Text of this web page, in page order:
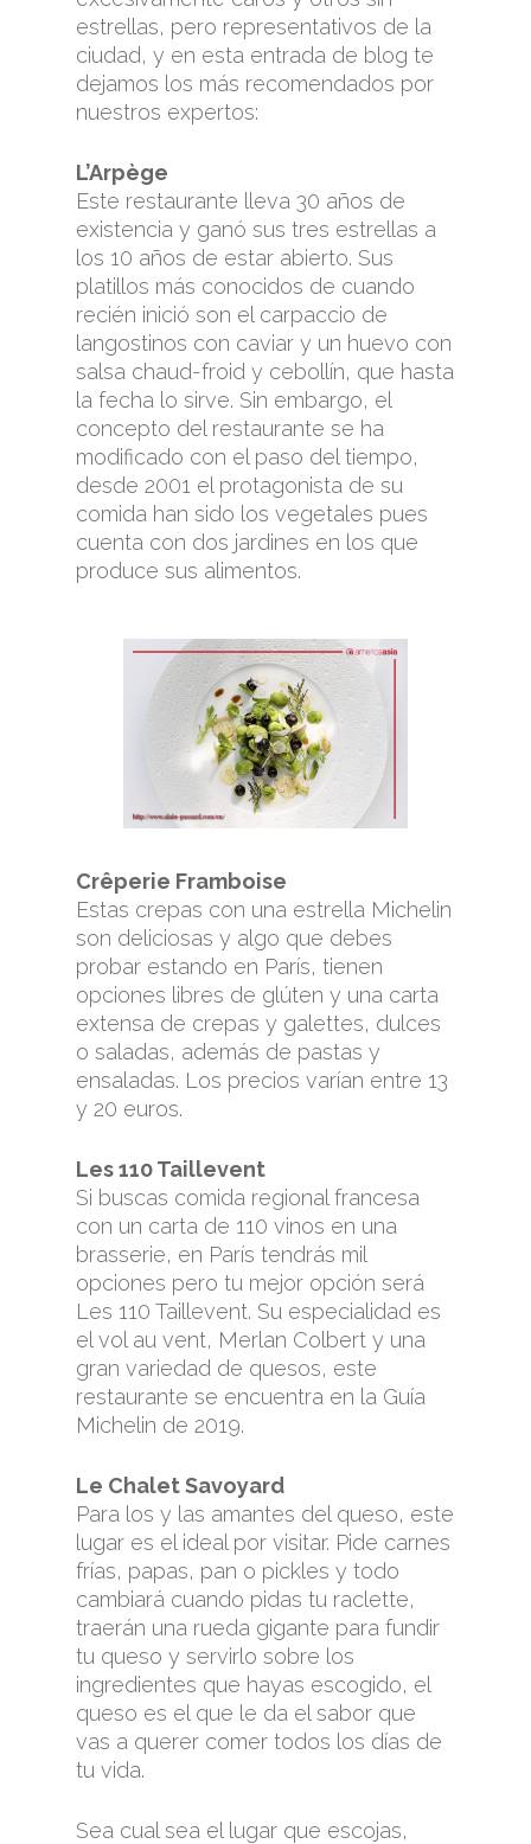
estrellas, pero representativos de la
ciudad, y en esta entrada de blog te
dejamos los más recomendados por
nuestros expertos:
L’Arpège
Este restaurante lleva 30 años de
existencia y ganó sus tres estrellas a
los 10 años de estar abierto. Sus
platillos más conocidos de cuando
recién inició son el carpaccio de
langostinos con caviar y un huevo con
salsa chaud-froid y cebollín, que hasta
la fecha lo sirve. Sin embargo, el
concepto del restaurante se ha
modificado con el paso del tiempo,
desde 2001 el protagonista de su
comida han sido los vegetales pues
cuenta con dos jardines en los que
produce sus alimentos.
Crêperie Framboise
Estas crepas con una estrella Michelin
son deliciosas y algo que debes
probar estando en París, tienen
opciones libres de glúten y una carta
extensa de crepas y galettes, dulces
o saladas, además de pastas y
ensaladas. Los precios varían entre 13
y 20 euros.
Les 110 Taillevent
Si buscas comida regional francesa
con un carta de 110 vinos en una
brasserie, en París tendrás mil
opciones pero tu mejor opción será
Les 110 Taillevent. Su especialidad es
el vol au vent, Merlan Colbert y una
gran variedad de quesos, este
restaurante se encuentra en la Guía
Michelin de 2019.
Le Chalet Savoyard
Para los y las amantes del queso, este
lugar es el ideal por visitar. Pide carnes
frías, papas, pan o pickles y todo
cambiará cuando pidas tu raclette,
traerán una rueda gigante para fundir
tu queso y servirlo sobre los
ingredientes que hayas escogido, el
queso es el que le da el sabor que
vas a querer comer todos los días de
tu vida.
Sea cual sea el lugar que escojas,